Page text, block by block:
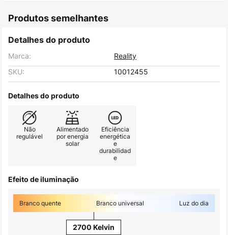
Produtos semelhantes
Detalhes do produto
Marca:
Reality
SKU:
10012455
Detalhes do produto
Não
regulável
Alimentado
por energia
solar
Eficiência
energética
e
durabilidad
e
Efeito de iluminação
Branco quente Branco universal Luz do dia
2700 Kelvin